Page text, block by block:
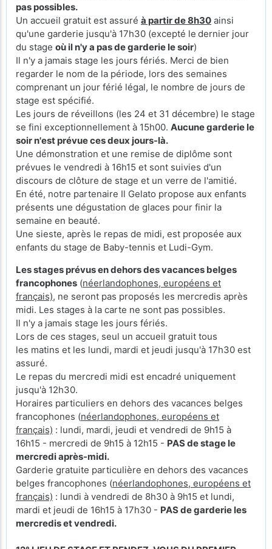
pas possibles.
Un accueil gratuit est assuré à partir de 8h30 ainsi
qu'une garderie jusqu'à 17h30 (excepté le dernier jour
du stage où il n'y a pas de garderie le soir)
Il n'y a jamais stage les jours fériés. Merci de bien
regarder le nom de la période, lors des semaines
comprenant un jour férié légal, le nombre de jours de
stage est spécifié.
Les jours de réveillons (les 24 et 31 décembre) le stage
se fini exceptionnellement à 15h00. Aucune garderie le
soir n'est prévue ces deux jours-là.
Une démonstration et une remise de diplôme sont
prévues le vendredi à 16h15 et sont suivies d'un
discours de clôture de stage et un verre de l'amitié.
En été, notre partenaire Il Gelato propose aux enfants
présents une dégustation de glaces pour finir la
semaine en beauté.
Une sieste, après le repas de midi, est proposée aux
enfants du stage de Baby-tennis et Ludi-Gym.
Les stages prévus en dehors des vacances belges
francophones (néerlandophones, européens et
français), ne seront pas proposés les mercredis après
midi. Les stages à la carte ne sont pas possibles.
Il n'y a jamais stage les jours fériés.
Lors de ces stages, seul un accueil gratuit tous
les matins et les lundi, mardi et jeudi jusqu'à 17h30 est
assuré.
Le repas du mercredi midi est encadré uniquement
jusqu'à 12h30.
Horaires particuliers en dehors des vacances belges
francophones (néerlandophones, européens et
français) : lundi, mardi, jeudi et vendredi de 9h15 à
16h15 - mercredi de 9h15 à 12h15 - PAS de stage le
mercredi après-midi.
Garderie gratuite particulière en dehors des vacances
belges francophones (néerlandophones, européens et
français) : lundi à vendredi de 8h30 à 9h15 et lundi,
mardi et jeudi de 16h15 à 17h30 - PAS de garderie les
mercredis et vendredi.